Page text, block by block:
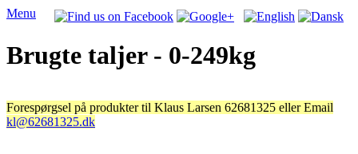
Menu
Brugte taljer - 0-249kg
Forespørgsel på produkter til Klaus Larsen 62681325 eller Email
kl@62681325.dk